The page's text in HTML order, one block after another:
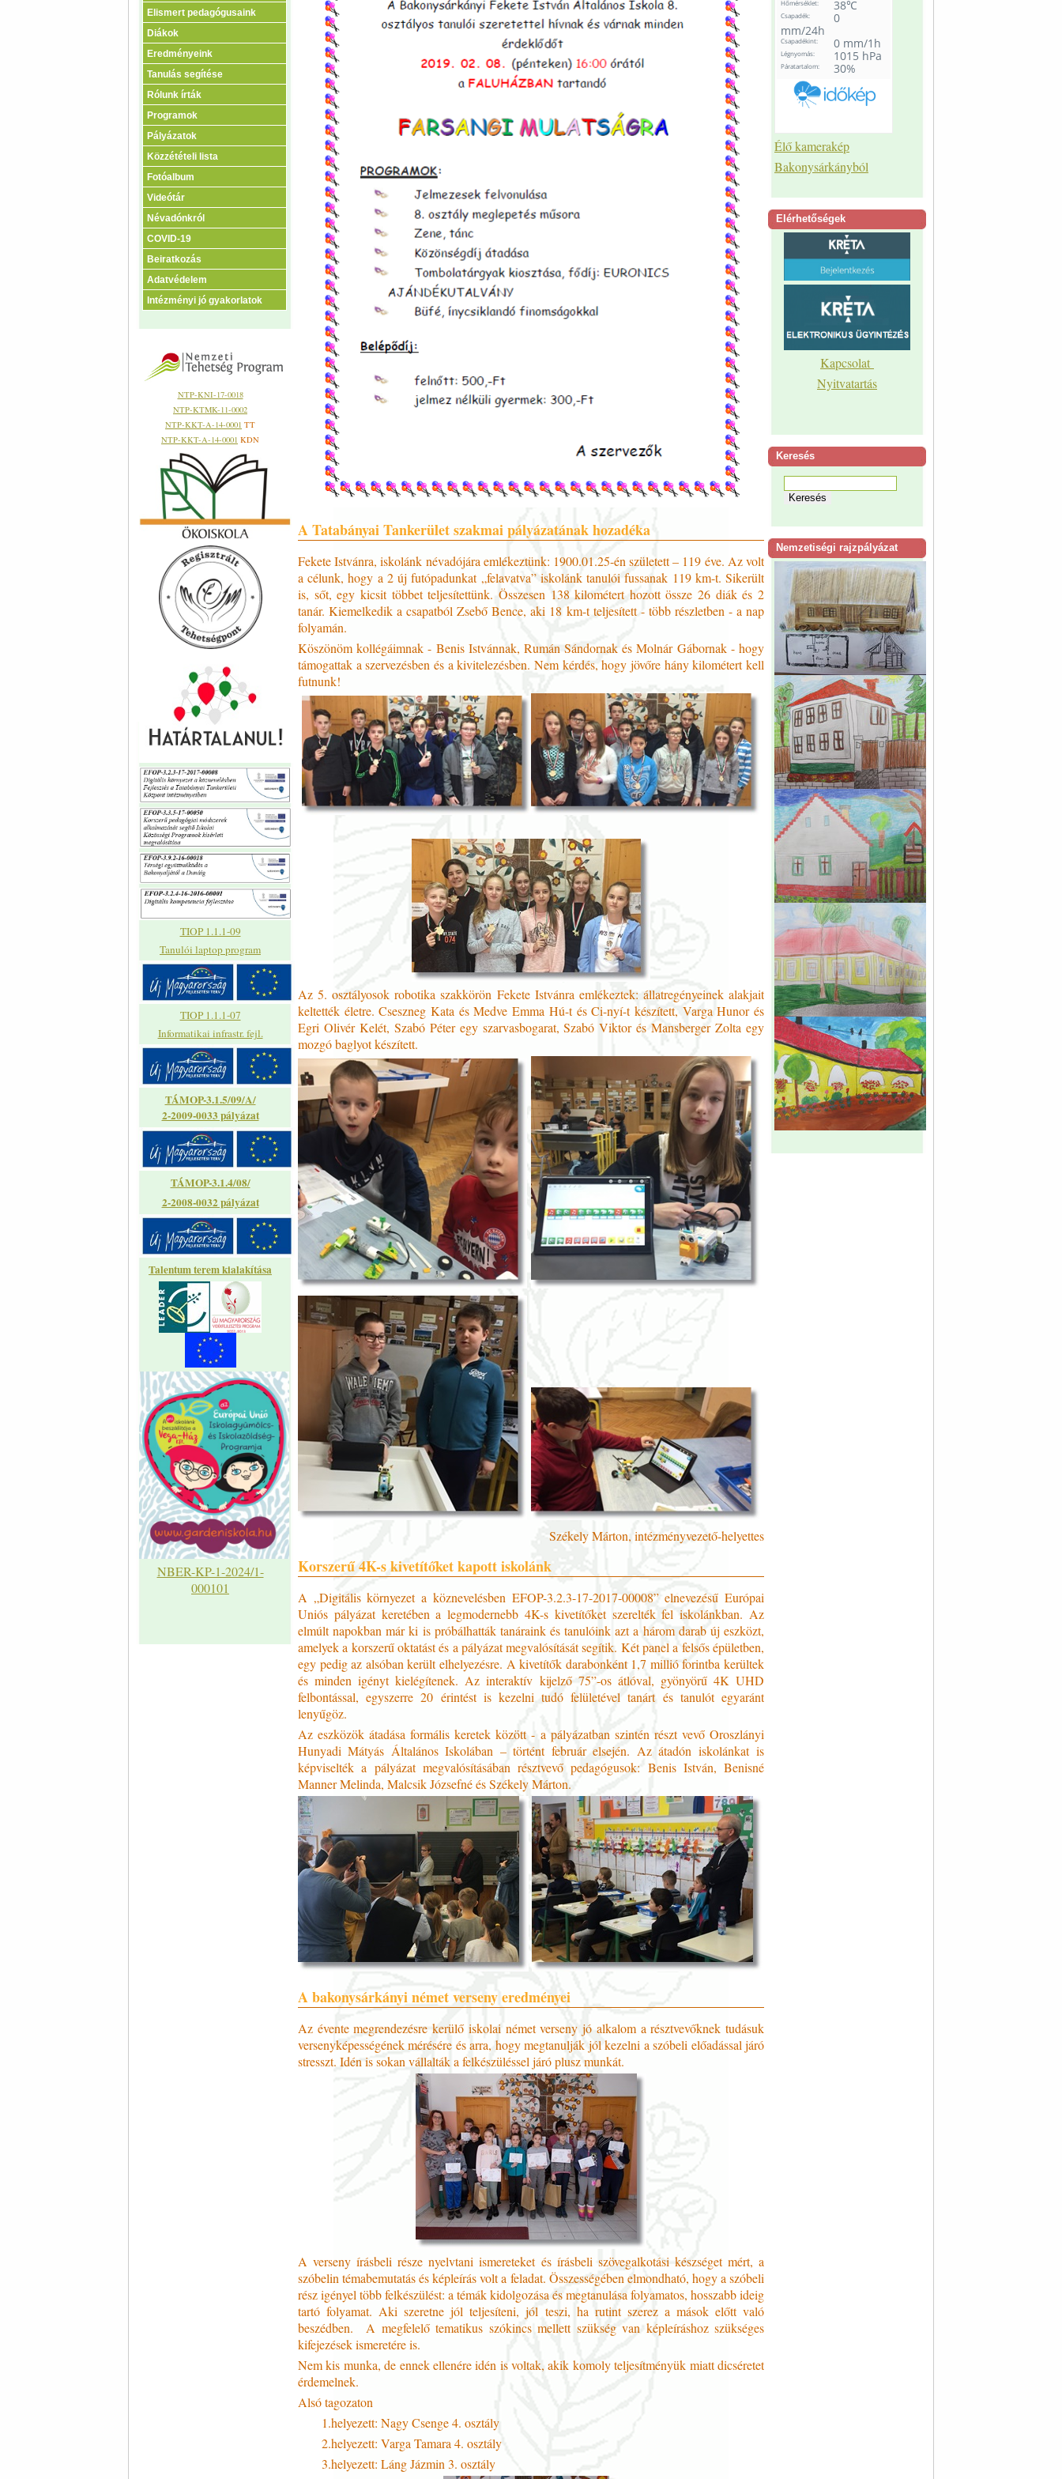
Elismert pedagógusaink
Diákok
Eredményeink
Tanulás segítése
Rólunk írták
Programok
Pályázatok
Közzétételi lista
Fotóalbum
Videótár
Névadónkról
COVID-19
Beiratkozás
Adatvédelem
Intézményi jó gyakorlatok
NTP-KNI-17-0018
NTP-KTMK-11-0002
NTP-KKT-A-14-0001 TT
NTP-KKT-A-14-0001 KDN
TIOP 1.1.1-09
Tanulói laptop program
TIOP 1.1.1-07
Informatikai infrastr. fejl.
TÁMOP-3.1.5/09/A/
2-2009-0033 pályázat
TÁMOP-3.1.4/08/
2-2008-0032 pályázat
Talentum terem kialakítása
NBER-KP-1-2024/1-
000101
A Tatabányai Tankerület szakmai pályázatának hozadéka
Fekete Istvánra, iskolánk névadójára emlékeztünk: 1900.01.25-én született – 119 éve. Az volt
a célunk, hogy a 2 új futópadunkat „felavatva” iskolánk tanulói fussanak 119 km-t. Sikerült
is, sőt, egy kicsit többet teljesítettünk. Összesen 138 kilométert hozott össze 26 diák és 2
tanár. Kiemelkedik a csapatból Zsebő Bence, aki 18 km-t teljesített - több részletben - a nap
folyamán.
Köszönöm kollégáimnak - Benis Istvánnak, Rumán Sándornak és Molnár Gábornak - hogy
támogattak a szervezésben és a kivitelezésben. Nem kérdés, hogy jövőre hány kilométert kell
futnunk!
Az 5. osztályosok robotika szakkörön Fekete Istvánra emlékeztek: állatregényeinek alakjait
keltették életre. Cseszneg Kata és Medve Emma Hú-t és Ci-nyí-t készített, Varga Hunor és
Egri Olivér Kelét, Szabó Péter egy szarvasbogarat, Szabó Viktor és Mansberger Zolta egy
mozgó baglyot készített.
Székely Márton, intézményvezető-helyettes
Korszerű 4K-s kivetítőket kapott iskolánk
A „Digitális környezet a köznevelésben EFOP-3.2.3-17-2017-00008” elnevezésű Európai
Uniós pályázat keretében a legmodernebb 4K-s kivetítőket szerelték fel iskolánkban. Az
elmúlt napokban már ki is próbálhatták tanáraink és tanulóink azt a három darab új eszközt,
amelyek a korszerű oktatást és a pályázat megvalósítását segítik. Két panel a felsős épületben,
egy pedig az alsóban került elhelyezésre. A kivetítők darabonként 1,7 millió forintba kerültek
és minden igényt kielégítenek. Az interaktív kijelző 75”-os átlóval, gyönyörű 4K UHD
felbontással, egyszerre 20 érintést is kezelni tudó felületével tanárt és tanulót egyaránt
lenyűgöz.
Az eszközök átadása formális keretek között - a pályázatban szintén részt vevő Oroszlányi
Hunyadi Mátyás Általános Iskolában – történt február elsején. Az átadón iskolánkat is
képviselték a pályázat megvalósításában résztvevő pedagógusok: Benis István, Benisné
Manner Melinda, Malcsik Józsefné és Székely Márton.
A bakonysárkányi német verseny eredményei
Az évente megrendezésre kerülő iskolai német verseny jó alkalom a résztvevőknek tudásuk
versenyképességének mérésére és arra, hogy megtanulják jól kezelni a szóbeli előadással járó
stresszt. Idén is sokan vállalták a felkészüléssel járó plusz munkát.
A verseny írásbeli része nyelvtani ismereteket és írásbeli szövegalkotási készséget mért, a
szóbelin témabemutatás és képleírás volt a feladat. Összességében elmondható, hogy a szóbeli
rész igényel több felkészülést: a témák kidolgozása és megtanulása folyamatos, hosszabb ideig
tartó folyamat. Aki szeretne jól teljesíteni, jól teszi, ha rutint szerez a mások előtt való
beszédben. A megfelelő tematikus szókincs mellett szükség van képleíráshoz szükséges
kifejezések ismeretére is.
Nem kis munka, de ennek ellenére idén is voltak, akik komoly teljesítményük miatt dicséretet
érdemelnek.
Alsó tagozaton
1.helyezett: Nagy Csenge 4. osztály
2.helyezett: Varga Tamara 4. osztály
3.helyezett: Láng Jázmin 3. osztály
Élő kamerakép
Bakonysárkányból
Elérhetőségek
Kapcsolat
Nyitvatartás
Keresés
Nemzetiségi rajzpályázat